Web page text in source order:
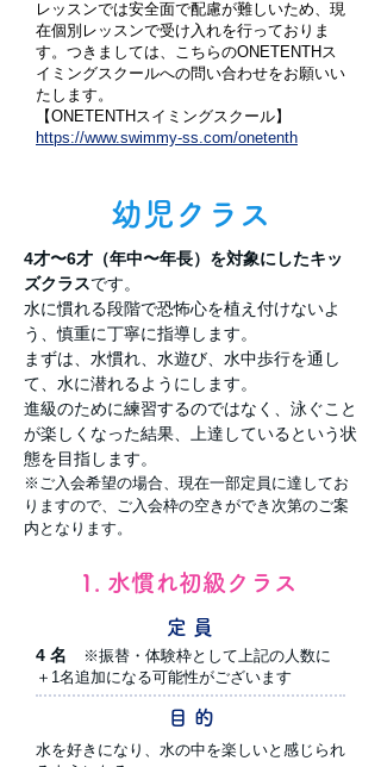
レッスンでは安全面で配慮が難しいため、現
在個別レッスンで受け入れを行っておりま
す。 つきましては、こちらのONETENTHス
イミングスクールへの問い合わせをお願いい
たします。
【ONETENTHスイミングスクール】
https://www.swimmy-ss.com/onetenth
​幼児クラス
4才〜6才（年中〜年長）を対象にしたキッ
ズクラスです。
水に慣れる段階で恐怖心を植え付けないよ
う、慎重に丁寧に指導します。
まずは、 水慣れ、水遊び、水中歩行を通し
て、水に潜れるようにします。
進級のために練習するのではなく、泳ぐこと
が楽しくなった結果、上達しているという状
態を目指します。
※ご入会希望の場合、現在一部定員に達してお
りますので、ご入会枠の空きができ次第のご案
内となります。
1. 水慣れ初級クラス
定 員
4 名
※振替・体験枠として上記の人数に
＋1名追加になる可能性がございます
目 的
水を好きになり、水の中を楽しいと感じられ